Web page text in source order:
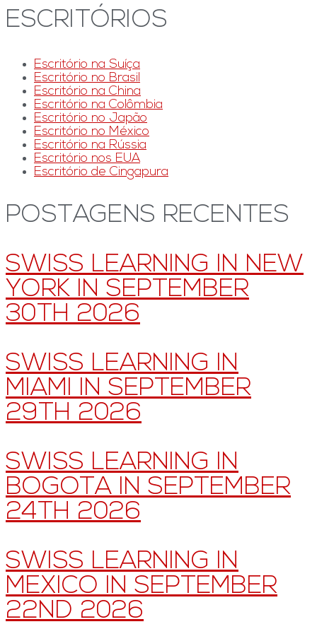
ESCRITÓRIOS
Escritório na Suíça
Escritório no Brasil
Escritório na China
Escritório na Colômbia
Escritório no Japão
Escritório no México
Escritório na Rússia
Escritório nos EUA
Escritório de Cingapura
POSTAGENS RECENTES
SWISS LEARNING IN NEW
YORK IN SEPTEMBER
30TH 2026
SWISS LEARNING IN
MIAMI IN SEPTEMBER
29TH 2026
SWISS LEARNING IN
BOGOTA IN SEPTEMBER
24TH 2026
SWISS LEARNING IN
MEXICO IN SEPTEMBER
22ND 2026